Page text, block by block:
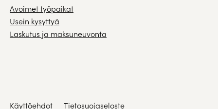
Avoimet työpaikat
Usein kysyttyä
Laskutus ja maksuneuvonta
Käyttöehdot Tietosuojaseloste